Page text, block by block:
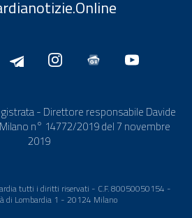
- Direttore responsabile Davide
n° 14772/2019 del 7 novembre
2019
tutti i diritti riservati - C.F. 80050050154 -
di Lombardia 1 - 20124 Milano